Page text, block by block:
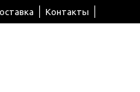
Контакты